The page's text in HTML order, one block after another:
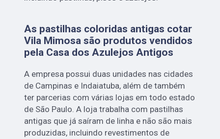
As pastilhas coloridas antigas cotar
Vila Mimosa são produtos vendidos
pela Casa dos Azulejos Antigos
A empresa possui duas unidades nas cidades
de Campinas e Indaiatuba, além de também
ter parcerias com várias lojas em todo estado
de São Paulo. A loja trabalha com pastilhas
antigas que já saíram de linha e não são mais
produzidas, incluindo revestimentos de